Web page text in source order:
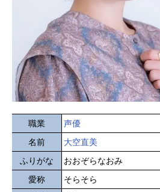
職業
声優
名前
大空直美
ふりがな
おおぞらなおみ
愛称
そらそら